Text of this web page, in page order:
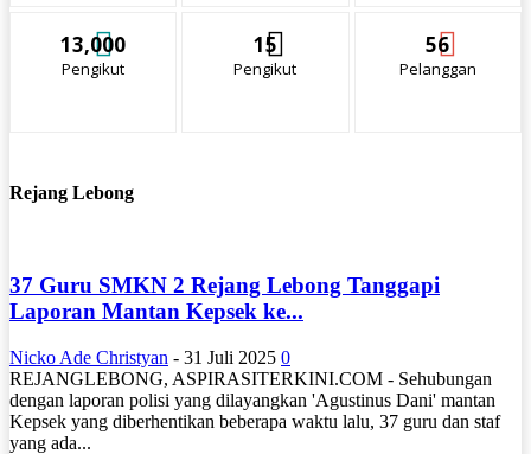
13,000
Pengikut
15
Pengikut
56
Pelanggan
Rejang Lebong
37 Guru SMKN 2 Rejang Lebong Tanggapi
Laporan Mantan Kepsek ke...
Nicko Ade Christyan - 31 Juli 2025 0
REJANGLEBONG, ASPIRASITERKINI.COM - Sehubungan
dengan laporan polisi yang dilayangkan 'Agustinus Dani' mantan
Kepsek yang diberhentikan beberapa waktu lalu, 37 guru dan staf
yang ada...